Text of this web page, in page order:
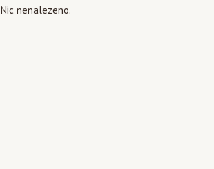
Nic nenalezeno.